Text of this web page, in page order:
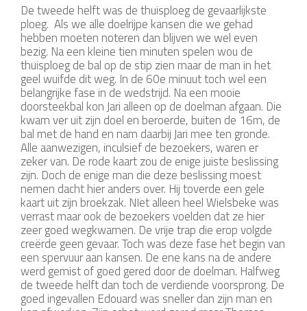
De tweede helft was de thuisploeg de gevaarlijkste
ploeg. Als we alle doelrijpe kansen die we gehad
hebben moeten noteren dan blijven we wel even
bezig. Na een kleine tien minuten spelen wou de
thuisploeg de bal op de stip zien maar de man in het
geel wuifde dit weg. In de 60e minuut toch wel een
belangrijke fase in de wedstrijd. Na een mooie
doorsteekbal kon Jari alleen op de doelman afgaan. Die
kwam ver uit zijn doel en beroerde, buiten de 16m, de
bal met de hand en nam daarbij Jari mee ten gronde.
Alle aanwezigen, inculsief de bezoekers, waren er
zeker van. De rode kaart zou de enige juiste beslissing
zijn. Doch de enige man die deze beslissing moest
nemen dacht hier anders over. Hij toverde een gele
kaart uit zijn broekzak. NIet alleen heel Wielsbeke was
verrast maar ook de bezoekers voelden dat ze hier
zeer goed wegkwamen. De vrije trap die erop volgde
creërde geen gevaar. Toch was deze fase het begin van
een spervuur aan kansen. De ene kans na de andere
werd gemist of goed gered door de doelman. Halfweg
de tweede helft dan toch de verdiende voorsprong. De
goed ingevallen Edouard was sneller dan zijn man en